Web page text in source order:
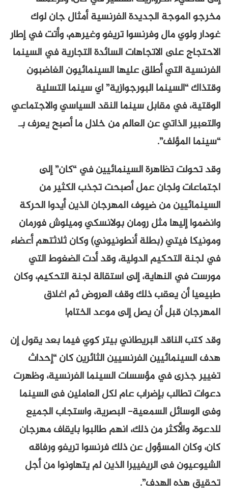
مخرجو الموجة الجديدة الفرنسية أمثال جان لوك
غودار ولوي مال وفرنسوا تريفو وغيرهم، وأتت في إطار
الاحتجاج على الاتجاهات السائدة التجارية في السينما
الفرنسية التي أطلق عليها السينمائيون الغاضبون
وقتذاك “السينما البورجوازية” اي سينما التسلية
الوقتية، في مقابل سينما النقد السياسي والاجتماعي
والتعبير الذاتي عن العالم من خلال ما أصبح يعرف بـ
“سينما المؤلف”.
وقد تحولت تظاهرة السينمائيين في “كان” إلى
اجتماعات ولجان عمل أصبحت تجذب الكثير من
السينمائيين من ضيوف المهرجان الذين أيدوا الحركة
وانضموا إليها مثل رومان بولانسكي وميلوش فورمان
ومونيكا فيتي (بطلة أنطونيوني) وكان ثلاثتهم أعضاء
في لجنة التحكيم الدولية، وقد أدت الضغوط التي
مورست في النهاية، إلى استقالة لجنة التحكيم، وكان
طبيعيا أن يعقب ذلك وقف العروض ثم اغلاق
المهرجان قبل أن يصل إلى موعد الختام!
وقد كتب الناقد البريطاني بيتر كوي فيما بعد يقول إن
هدف السينمائيين الفرنسيين الثائرين كان “إحداث
تغيير جذرى في مؤسسات السينما الفرنسية، وظهرت
دعوات تطالب بإضراب عام لكل العاملين فى السينما
وفى الوسائل السمعية- البصرية، واستجاب الجميع
للدعوة، والأكثر من ذلك، انهم طالبوا بايقاف مهرجان
كان، وكان المسؤول عن ذلك فرنسوا تريفو ورفاقه
الشيوعيون فى الريفييرا الذين لم يتهاونوا من أجل
تحقيق هذه الهدف”.